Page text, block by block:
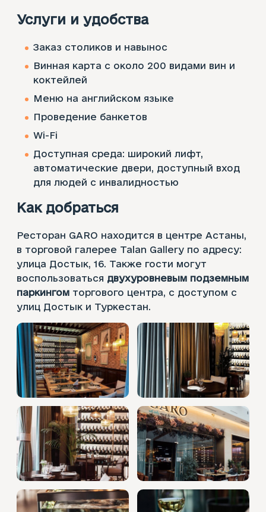
Услуги и удобства
Заказ столиков и навынос
Винная карта с около 200 видами вин и
коктейлей
Меню на английском языке
Проведение банкетов
Wi-Fi
Доступная среда: широкий лифт,
автоматические двери, доступный вход
для людей с инвалидностью
Как добраться
Ресторан GARO находится в центре Астаны,
в торговой галерее Talan Gallery по адресу:
улица Достык, 16. Также гости могут
воспользоваться двухуровневым подземным
паркингом торгового центра, с доступом с
улиц Достык и Туркестан.